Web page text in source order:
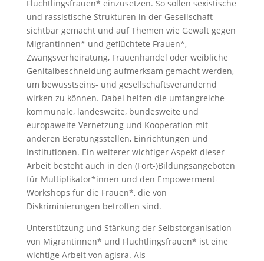
Flüchtlingsfrauen* einzusetzen. So sollen sexistische
und rassistische Strukturen in der Gesellschaft
sichtbar gemacht und auf Themen wie Gewalt gegen
Migrantinnen* und geflüchtete Frauen*,
Zwangsverheiratung, Frauenhandel oder weibliche
Genitalbeschneidung aufmerksam gemacht werden,
um bewusstseins- und gesellschaftsverändernd
wirken zu können. Dabei helfen die umfangreiche
kommunale, landesweite, bundesweite und
europaweite Vernetzung und Kooperation mit
anderen Beratungsstellen, Einrichtungen und
Institutionen. Ein weiterer wichtiger Aspekt dieser
Arbeit besteht auch in den (Fort-)Bildungsangeboten
für Multiplikator*innen und den Empowerment-
Workshops für die Frauen*, die von
Diskriminierungen betroffen sind.
Unterstützung und Stärkung der Selbstorganisation
von Migrantinnen* und Flüchtlingsfrauen* ist eine
wichtige Arbeit von agisra. Als